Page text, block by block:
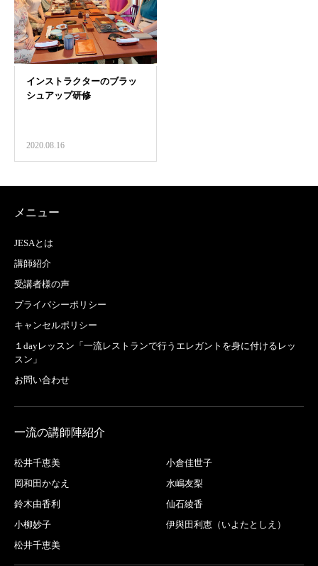
2020.08.16
メニュー
JESAとは
講師紹介
受講者様の声
プライバシーポリシー
キャンセルポリシー
１dayレッスン「一流レストランで行うエレガントを身に付けるレッ
スン」
お問い合わせ
一流の講師陣紹介
松井千恵美
小倉佳世子
岡和田かなえ
水嶋友梨
鈴木由香利
仙石綾香
小柳妙子
伊與田利恵（いよたとしえ）
松井千恵美